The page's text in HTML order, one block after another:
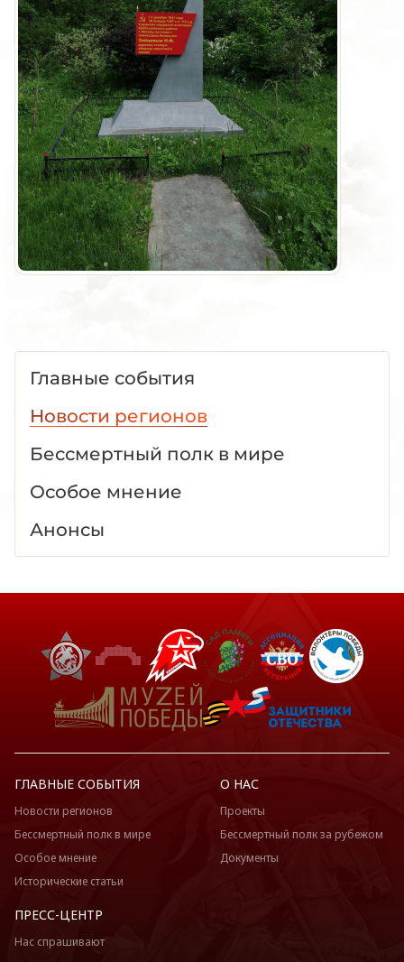
Главные события
Новости регионов
Бессмертный полк в мире
Особое мнение
Анонсы
ГЛАВНЫЕ СОБЫТИЯ
Новости регионов
Бессмертный полк в мире
Особое мнение
Исторические статьи
О НАС
Проекты
Бессмертный полк за рубежом
Документы
ПРЕСС-ЦЕНТР
Нас спрашивают